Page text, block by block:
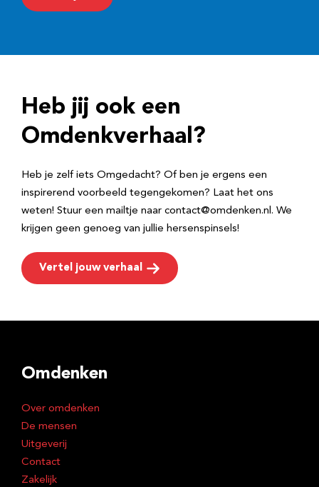
r
e
Heb jij ook een
Omdenkverhaal?
Heb je zelf iets Omgedacht? Of ben je ergens een
inspirerend voorbeeld tegengekomen? Laat het ons
weten! Stuur een mailtje naar contact@omdenken.nl. We
krijgen geen genoeg van jullie hersenspinsels!
Vertel jouw verhaal
Omdenken
Over omdenken
De mensen
Uitgeverij
Contact
Zakelijk